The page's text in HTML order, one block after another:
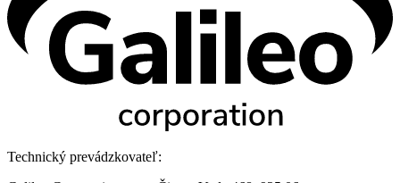
Technický prevádzkovateľ: